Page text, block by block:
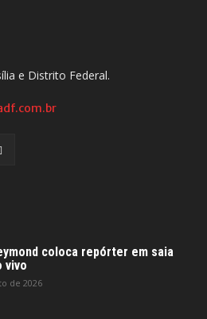
e Distrito Federal.
coloca repórter em saia
vivo
de 2026